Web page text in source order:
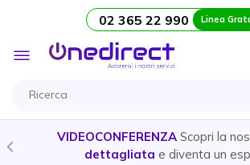
Salta al contenuto 02 365 22 990 Linea
Toggle
Nav
VIDEOCONFERENZA Scopri la
dettagliata e diventa un